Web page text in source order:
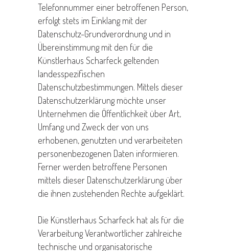
Telefonnummer einer betroffenen Person,
erfolgt stets im Einklang mit der
Datenschutz-Grundverordnung und in
Übereinstimmung mit den für die
Künstlerhaus Scharfeck geltenden
landesspezifischen
Datenschutzbestimmungen. Mittels dieser
Datenschutzerklärung möchte unser
Unternehmen die Öffentlichkeit über Art,
Umfang und Zweck der von uns
erhobenen, genutzten und verarbeiteten
personenbezogenen Daten informieren.
Ferner werden betroffene Personen
mittels dieser Datenschutzerklärung über
die ihnen zustehenden Rechte aufgeklärt.
Die Künstlerhaus Scharfeck hat als für die
Verarbeitung Verantwortlicher zahlreiche
technische und organisatorische